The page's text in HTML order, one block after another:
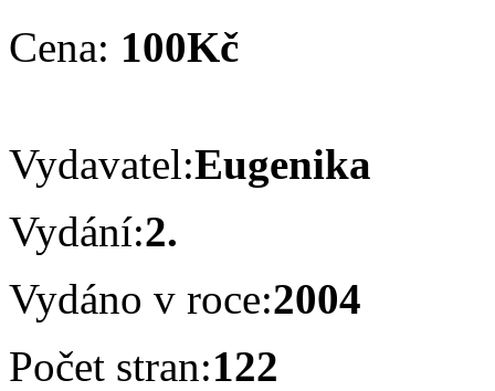
Cena: 100Kč
Vydavatel:Eugenika
Vydání:2.
Vydáno v roce:2004
Počet stran:122